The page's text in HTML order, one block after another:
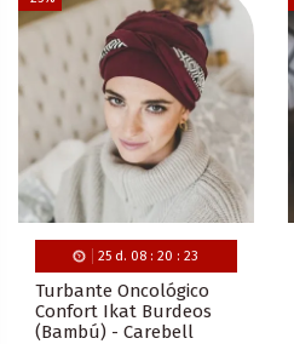
25 d. 08 :20 :22
Turbante Oncológico
Confort Ikat Burdeos
(Bambú) - Carebell